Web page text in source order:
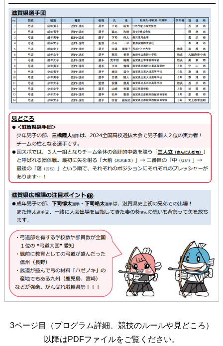
3ページ目（プログラム詳細、競技のルールや見どころ）
以降はPDFファイルをご覧ください。